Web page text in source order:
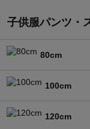
子供服パンツ・
80cm
100cm
120cm